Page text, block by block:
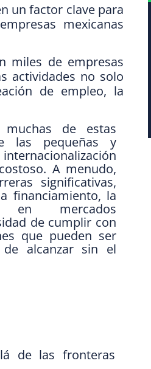
un factor clave para
mexicanas
miles de empresas
actividades no solo
de empleo, la
de estas
las pequeñas y
A menudo,
significativas,
financiamiento, la
en mercados
de cumplir con
que pueden ser
alcanzar sin el
de las fronteras